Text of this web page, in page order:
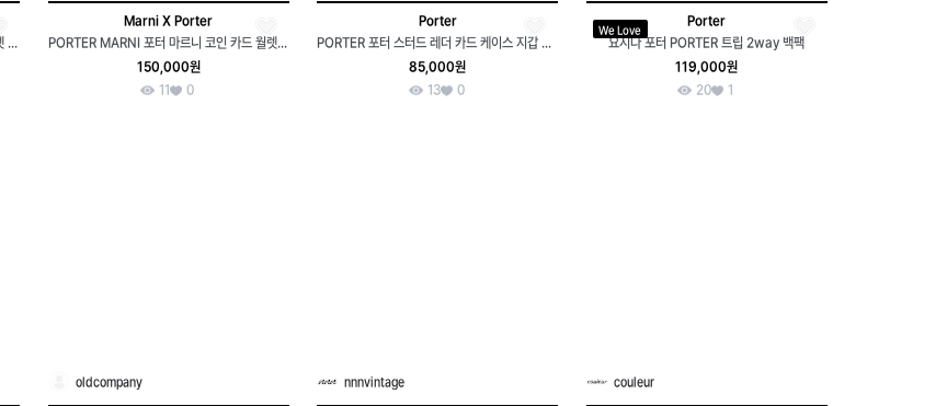
PORTER MARNI 포터 마르니 패치워크 월렛 지갑
Marni X Porter
PORTER MARNI 포터 마르니 코인 카드 월렛 지갑
150,000원
11
0
Porter
PORTER 포터 스터드 레더 카드 케이스 지갑 월렛 블랙
85,000원
13
0
We Love
Porter
요시다 포터 PORTER 트립 2way 백팩
119,000원
20
1
oldcompany nnnvintage couleur